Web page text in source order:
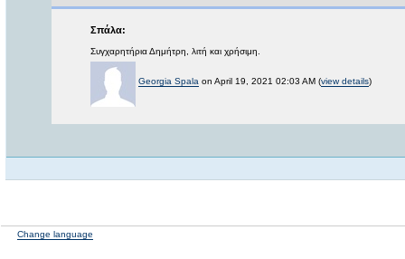
Σπάλα:
Συγχαρητήρια Δημήτρη, λιτή και χρήσιμη.
Georgia Spala on April 19, 2021 02:03 AM (view details)
Change language